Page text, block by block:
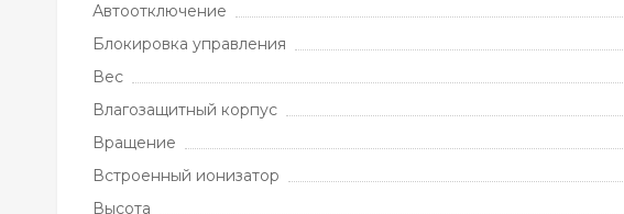
Автоотключение
Блокировка управления
Вес
Влагозащитный корпус
Вращение
Встроенный ионизатор
Высота